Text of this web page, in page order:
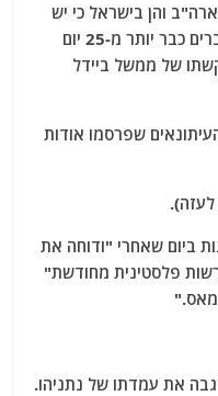
והן בישראל כי יש
נתק בין נתניהו וביידן וכי הם לא מדברים כבר יותר מ-25 יום
של ממשל ביידל
שפרסמו אודות
ביום שאחרי "ודוחה את
פלסטינית מחודשת"
את עמדתו של נתניהו.